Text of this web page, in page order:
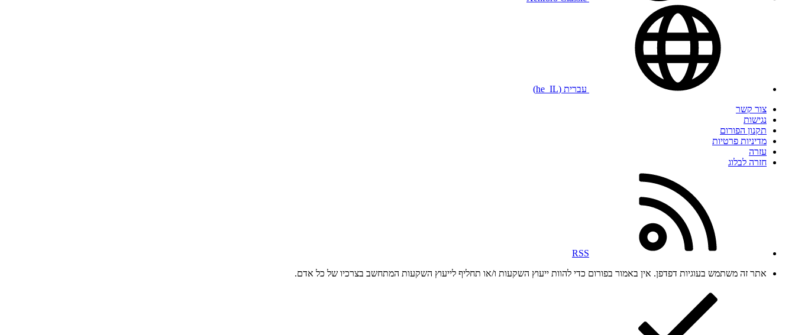
עברית (he_IL)
צור קשר
נגישות
תקנון הפורום
מדיניות פרטיות
עזרה
חזרה לבלוג
RSS
אתר זה משתמש בעוגיות דפדפן. אין באמור בפורום כדי להוות ייעוץ השקעות ו/או תחליף לייעוץ השקעות המתחשב בצרכיו של כל אדם.